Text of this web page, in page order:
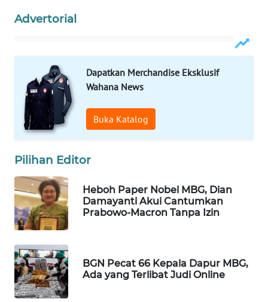
Advertorial
Dapatkan Merchandise Eksklusif
Wahana News
Buka Katalog
Pilihan Editor
Heboh Paper Nobel MBG, Dian
Damayanti Akui Cantumkan
Prabowo-Macron Tanpa Izin
BGN Pecat 66 Kepala Dapur MBG,
Ada yang Terlibat Judi Online
WAHANANEWS
NET
WAHANA
SPORT
WAHANA
UMKM
WAHANA
SELEB
WAHANA
PERSONA
WAHANA